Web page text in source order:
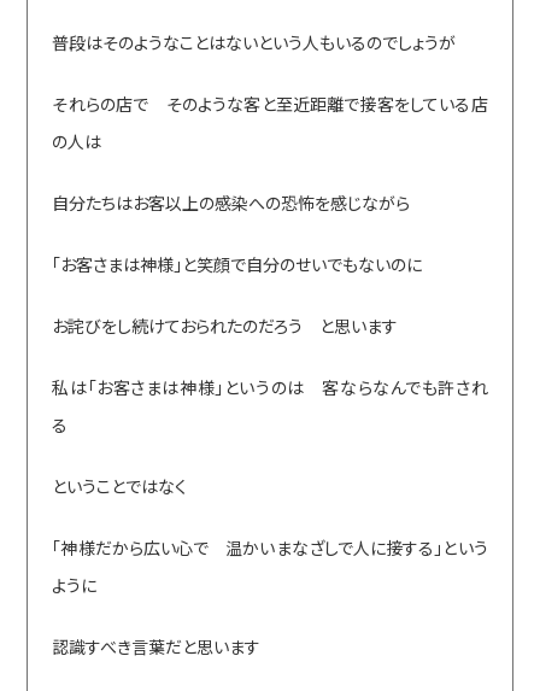
普段はそのようなことはないという人もいるのでしょうが
それらの店で そのような客と至近距離で接客をしている店
の人は
自分たちはお客以上の感染への恐怖を感じながら
「お客さまは神様」と笑顔で自分のせいでもないのに
お詫びをし続けておられたのだろう と思います
私は「お客さまは神様」というのは 客ならなんでも許され
る
ということではなく
「神様だから広い心で 温かいまなざしで人に接する」という
ように
認識すべき言葉だと思います